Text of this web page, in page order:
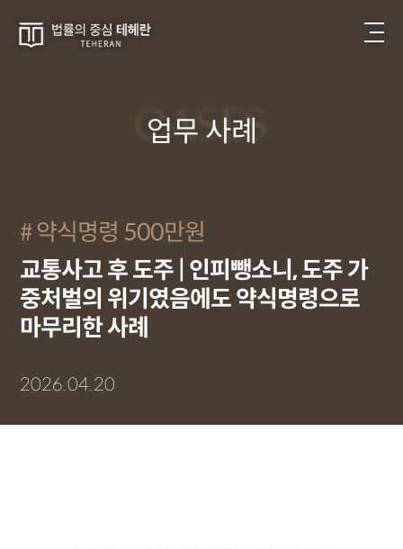
CASES
업무 사례
약식명령 500만원
교통사고 후 도주 | 인피뺑소니, 도주 가
중처벌의 위기였음에도 약식명령으로
마무리한 사례
2026.04.20